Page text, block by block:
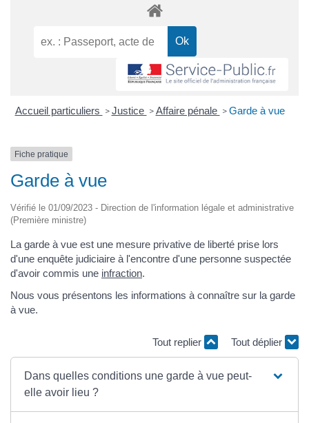
Accueil particuliers > Justice > Affaire pénale > Garde à vue
Fiche pratique
Garde à vue
Vérifié le 01/09/2023 - Direction de l'information légale et administrative
(Première ministre)
La garde à vue est une mesure privative de liberté prise lors
d'une enquête judiciaire à l'encontre d'une personne suspectée
d'avoir commis une infraction.
Nous vous présentons les informations à connaître sur la garde
à vue.
Tout replier Tout déplier
Dans quelles conditions une garde à vue peut-
elle avoir lieu ?